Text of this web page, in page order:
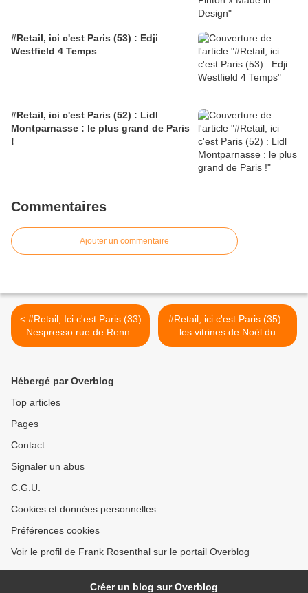
#Retail, ici c'est Paris (53) : Edji
Westfield 4 Temps
#Retail, ici c'est Paris (52) : Lidl
Montparnasse : le plus grand de Paris
!
Commentaires
Ajouter un commentaire
< #Retail, Ici c'est Paris (33)
: Nespresso rue de Rennes
: un magasin 100% humain
#Retail, ici c'est Paris (35) :
les vitrines de Noël du
Printemps Haussmann >
Hébergé par Overblog
Top articles
Pages
Contact
Signaler un abus
C.G.U.
Cookies et données personnelles
Préférences cookies
Voir le profil de Frank Rosenthal sur le portail Overblog
Créer un blog sur Overblog